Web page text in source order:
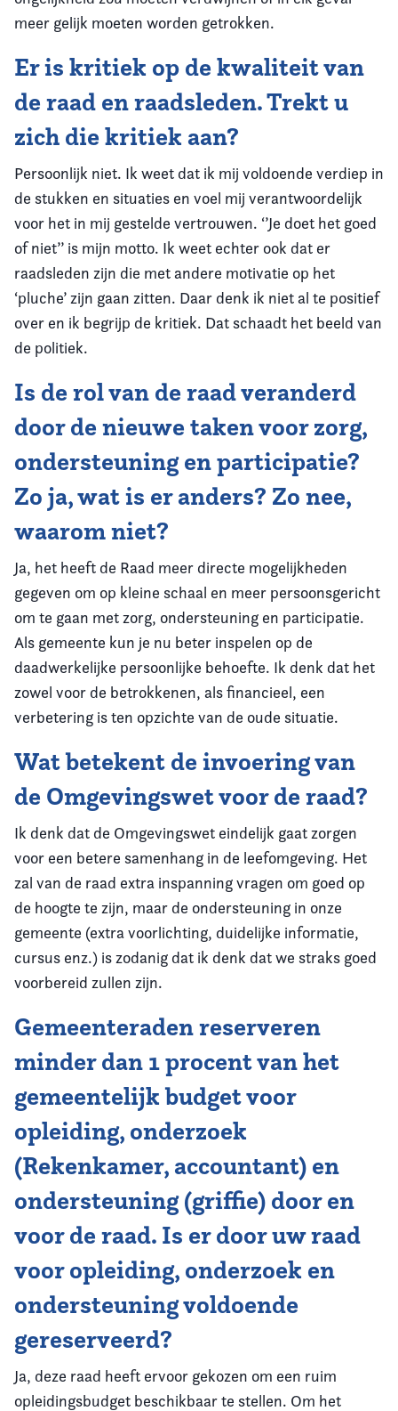
meer gelijk moeten worden getrokken.
Er is kritiek op de kwaliteit van
de raad en raadsleden. Trekt u
zich die kritiek aan?
Persoonlijk niet. Ik weet dat ik mij voldoende verdiep in
de stukken en situaties en voel mij verantwoordelijk
voor het in mij gestelde vertrouwen. ‘’Je doet het goed
of niet’’ is mijn motto. Ik weet echter ook dat er
raadsleden zijn die met andere motivatie op het
‘pluche’ zijn gaan zitten. Daar denk ik niet al te positief
over en ik begrijp de kritiek. Dat schaadt het beeld van
de politiek.
Is de rol van de raad veranderd
door de nieuwe taken voor zorg,
ondersteuning en participatie?
Zo ja, wat is er anders? Zo nee,
waarom niet?
Ja, het heeft de Raad meer directe mogelijkheden
gegeven om op kleine schaal en meer persoonsgericht
om te gaan met zorg, ondersteuning en participatie.
Als gemeente kun je nu beter inspelen op de
daadwerkelijke persoonlijke behoefte. Ik denk dat het
zowel voor de betrokkenen, als financieel, een
verbetering is ten opzichte van de oude situatie.
Wat betekent de invoering van
de Omgevingswet voor de raad?
Ik denk dat de Omgevingswet eindelijk gaat zorgen
voor een betere samenhang in de leefomgeving. Het
zal van de raad extra inspanning vragen om goed op
de hoogte te zijn, maar de ondersteuning in onze
gemeente (extra voorlichting, duidelijke informatie,
cursus enz.) is zodanig dat ik denk dat we straks goed
voorbereid zullen zijn.
Gemeenteraden reserveren
minder dan 1 procent van het
gemeentelijk budget voor
opleiding, onderzoek
(Rekenkamer, accountant) en
ondersteuning (griffie) door en
voor de raad. Is er door uw raad
voor opleiding, onderzoek en
ondersteuning voldoende
gereserveerd?
Ja, deze raad heeft ervoor gekozen om een ruim
opleidingsbudget beschikbaar te stellen. Om het